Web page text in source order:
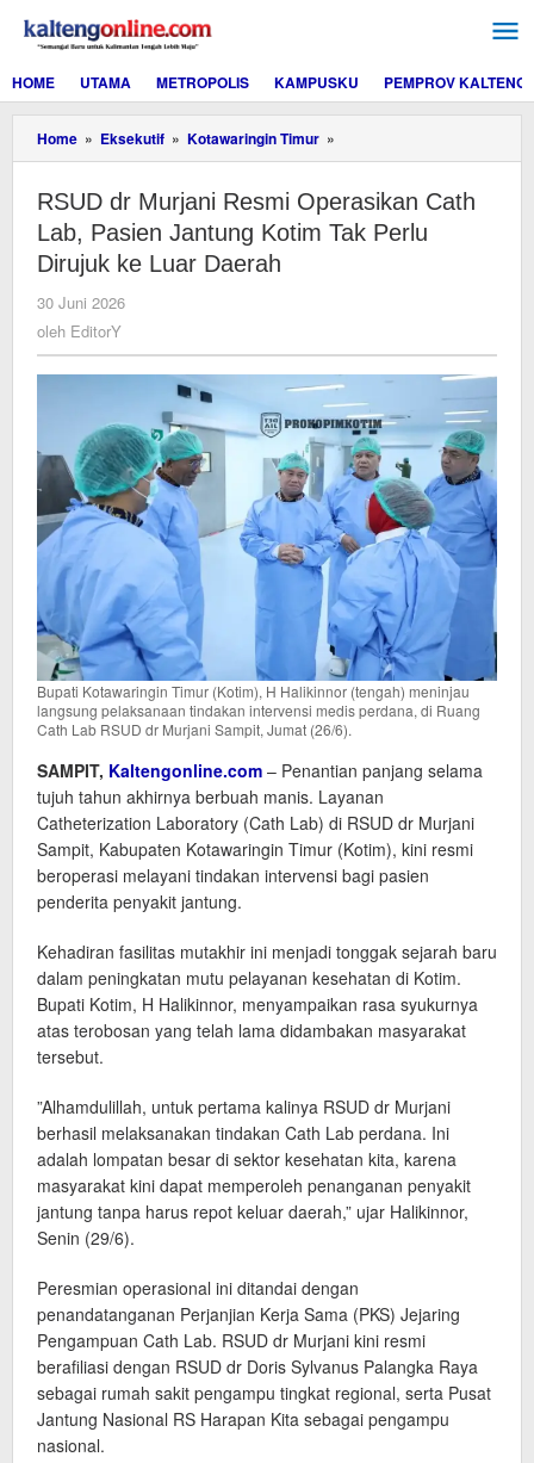
konten
HOME
UTAMA METROPOLIS KAMPUSKU PEMPROV KALTENG
Home » Eksekutif » Kotawaringin Timur »
dr
Resmi
Operasikan
Cath
Tak
Perlu
Dirujuk
ke
Luar
Daerah
RSUD dr Murjani Resmi Operasikan Cath
Lab, Pasien Jantung Kotim Tak Perlu
Dirujuk ke Luar Daerah
30 Juni 2026
oleh EditorY
Bupati Kotawaringin Timur (Kotim), H Halikinnor (tengah) meninjau
langsung pelaksanaan tindakan intervensi medis perdana, di Ruang
Cath Lab RSUD dr Murjani Sampit, Jumat (26/6).
SAMPIT, Kaltengonline.com – Penantian panjang selama
tujuh tahun akhirnya berbuah manis. Layanan
Catheterization Laboratory (Cath Lab) di RSUD dr Murjani
Sampit, Kabupaten Kotawaringin Timur (Kotim), kini resmi
beroperasi melayani tindakan intervensi bagi pasien
penderita penyakit jantung.
​Kehadiran fasilitas mutakhir ini menjadi tonggak sejarah baru
dalam peningkatan mutu pelayanan kesehatan di Kotim.
Bupati Kotim, H Halikinnor, menyampaikan rasa syukurnya
atas terobosan yang telah lama didambakan masyarakat
tersebut.
​”Alhamdulillah, untuk pertama kalinya RSUD dr Murjani
berhasil melaksanakan tindakan Cath Lab perdana. Ini
adalah lompatan besar di sektor kesehatan kita, karena
masyarakat kini dapat memperoleh penanganan penyakit
jantung tanpa harus repot keluar daerah,” ujar Halikinnor,
Senin (29/6).
​Peresmian operasional ini ditandai dengan
penandatanganan Perjanjian Kerja Sama (PKS) Jejaring
Pengampuan Cath Lab. RSUD dr Murjani kini resmi
berafiliasi dengan RSUD dr Doris Sylvanus Palangka Raya
sebagai rumah sakit pengampu tingkat regional, serta Pusat
Jantung Nasional RS Harapan Kita sebagai pengampu
nasional.